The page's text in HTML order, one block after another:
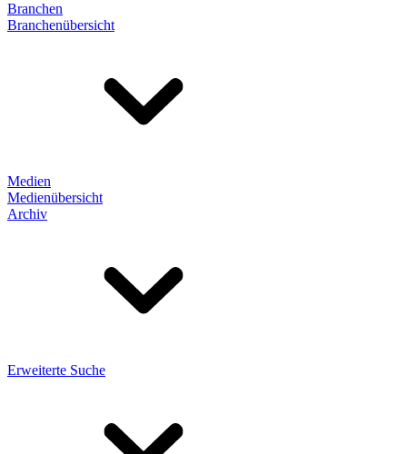
Branchen
Branchenübersicht
Medien
Medienübersicht
Archiv
Erweiterte Suche